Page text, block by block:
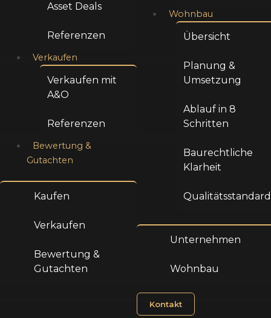
Asset Deals
Referenzen
Verkaufen
Verkaufen mit
A&O
Referenzen
Bewertung &
Gutachten
Kaufen
Verkaufen
Bewertung &
Gutachten
Wohnbau
Übersicht
Planung &
Umsetzung
Ablauf in 8
Schritten
Baurechtliche
Klarheit​
Qualitätsstandard
Unternehmen
Wohnbau
Kontakt